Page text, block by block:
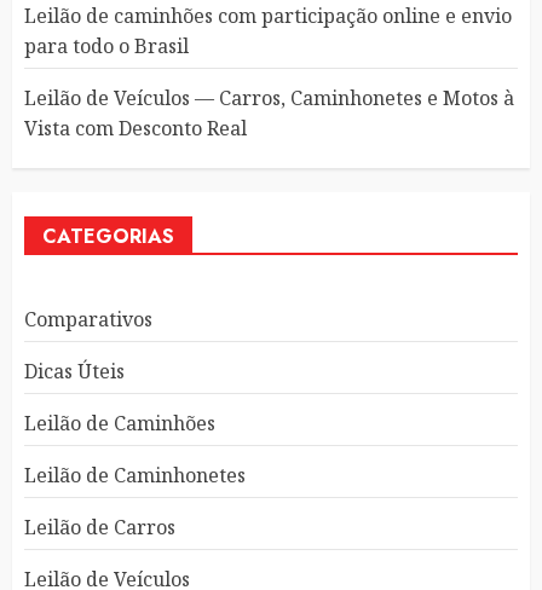
Leilão de caminhões com participação online e envio
para todo o Brasil
Leilão de Veículos — Carros, Caminhonetes e Motos à
Vista com Desconto Real
CATEGORIAS
Comparativos
Dicas Úteis
Leilão de Caminhões
Leilão de Caminhonetes
Leilão de Carros
Leilão de Veículos